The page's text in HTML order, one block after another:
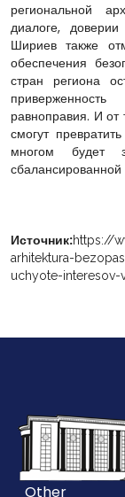
региональной
диалоге,
Шириев также
обеспечения
стран региона
равноправия. И от
смогут
многом будет
сбалансированной
Источник:https://
arhitektura-
uchyote-interesov-
Other